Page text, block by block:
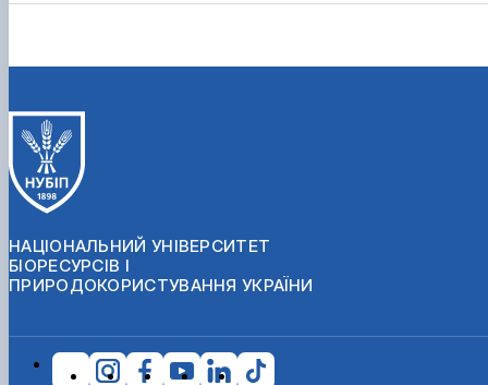
НАЦІОНАЛЬНИЙ УНІВЕРСИТЕТ
БІОРЕСУРСІВ І
ПРИРОДОКОРИСТУВАННЯ УКРАЇНИ